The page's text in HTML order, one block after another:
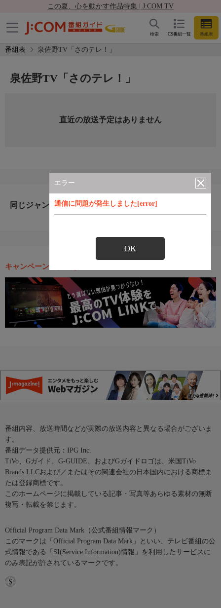
この夏、心を動かす作品特集 | J:COM TV
CS番組一覧 番組表
検索
番組表 泉佐野TV「さのテレ！」
エラー
通信に問題が発生しました[error]
OK
泉佐野TV「さのテレ！」
直近の放送予定はありません
同じジャンルのおすすめ番組
キャンペーン・お得な情報
番組内容、放送時間などが実際の放送内容と異なる場合がございま
す。
番組データ提供元：IPG Inc.
TiVo、Gガイド、G-GUIDE、およびGガイドロゴは、米国TiVo
Brands LLCおよび／またはその関連会社の日本国内における商標ま
たは登録商標です。
このホームページに掲載している記事・写真等あらゆる素材の無断
複写・転載を禁じます。
Official Program Data Mark（公式番組情報マーク）
このマークは「Official Program Data Mark」といい、テレビ番組の公
式情報である「SI(Service Information)情報」を利用したサービスに
のみ表記が許されているマークです。